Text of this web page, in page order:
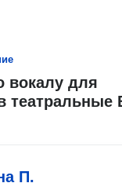
вокалу для
П.